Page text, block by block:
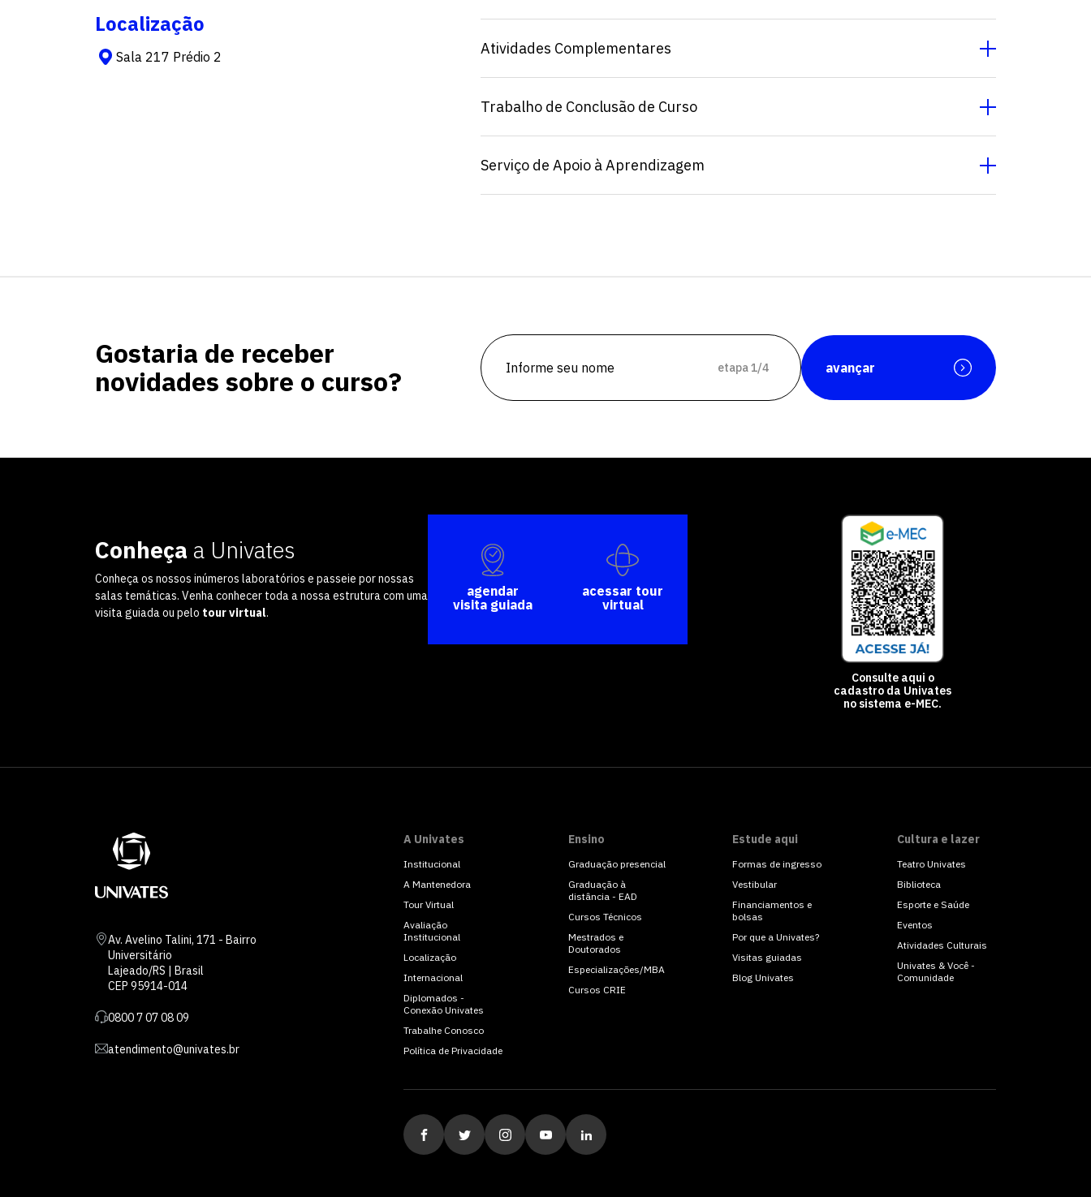
Localização
Sala 217 Prédio 2 Atividades Complementares
Trabalho de Conclusão de Curso
Serviço de Apoio à Aprendizagem
Gostaria de receber
novidades sobre o curso?
etapa 1/4 avançar
Conheça a Univates
Conheça os nossos inúmeros laboratórios e passeie por nossas
salas temáticas. Venha conhecer toda a nossa estrutura com uma
visita guiada ou pelo tour virtual.
agendar
visita guiada
acessar tour
virtual
Consulte aqui o
cadastro da Univates
no sistema e-MEC.
Av. Avelino Talini, 171 - Bairro
Universitário
Lajeado/RS | Brasil
CEP 95914-014
0800 7 07 08 09
atendimento@univates.br
A Univates
Institucional
A Mantenedora
Tour Virtual
Avaliação
Institucional
Localização
Internacional
Diplomados -
Conexão Univates
Trabalhe Conosco
Política de Privacidade
Ensino
Graduação presencial
Graduação à
distância - EAD
Cursos Técnicos
Mestrados e
Doutorados
Especializações/MBA
Cursos CRIE
Estude aqui
Formas de ingresso
Vestibular
Financiamentos e
bolsas
Por que a Univates?
Visitas guiadas
Blog Univates
Cultura e lazer
Teatro Univates
Biblioteca
Esporte e Saúde
Eventos
Atividades Culturais
Univates & Você -
Comunidade
Escolha a vaga que você
quer concorrer:
vagas para início de curso